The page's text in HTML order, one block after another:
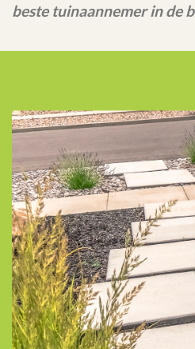
beste tuinaannemer in de